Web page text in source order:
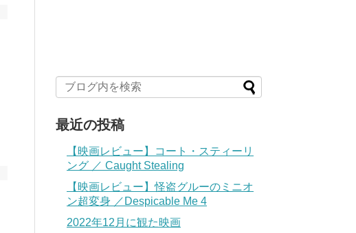
最近の投稿
【映画レビュー】コート・スティーリ
ング ／ Caught Stealing
【映画レビュー】怪盗グルーのミニオ
ン超変身 ／Despicable Me 4
2022年12月に観た映画